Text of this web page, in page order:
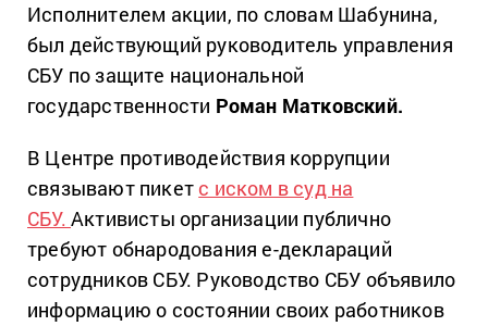
Исполнителем акции, по словам Шабунина,
был действующий руководитель управления
СБУ по защите национальной
государственности Роман Матковский.
В Центре противодействия коррупции
связывают пикет с иском в суд на
СБУ. Активисты организации публично
требуют обнародования е-деклараций
сотрудников СБУ. Руководство СБУ объявило
информацию о состоянии своих работников